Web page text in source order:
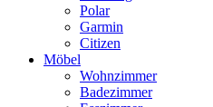
Polar
Garmin
Citizen
Möbel
Wohnzimmer
Badezimmer